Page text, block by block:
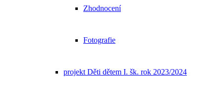
Zhodnocení
Fotografie
projekt Děti dětem I. šk. rok 2023/2024